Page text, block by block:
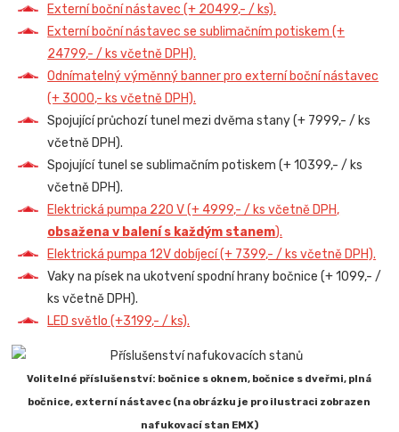
Externí boční nástavec (+ 20499,- / ks).
Externí boční nástavec se sublimačním potiskem (+
24799,- / ks včetně DPH).
Odnímatelný výměnný banner pro externí boční nástavec
(+ 3000,- ks včetně DPH).
Spojující průchozí tunel mezi dvěma stany (+ 7999,- / ks
včetně DPH).
Spojující tunel se sublimačním potiskem (+ 10399,- / ks
včetně DPH).
Elektrická pumpa 220 V (+ 4999,- / ks včetně DPH,
obsažena v balení s každým stanem).
Elektrická pumpa 12V dobíjecí (+ 7399,- / ks včetně DPH).
Vaky na písek na ukotvení spodní hrany bočnice (+ 1099,- /
ks včetně DPH).
LED světlo (+3199,- / ks).
Volitelné příslušenství: bočnice s oknem, bočnice s dveřmi, plná
bočnice, externí nástavec (na obrázku je pro ilustraci zobrazen
nafukovací stan EMX)